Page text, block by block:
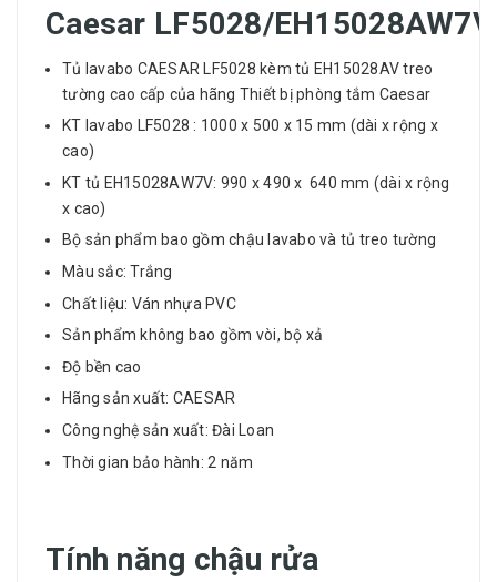
Caesar LF5028/EH15028AW7V
Tủ lavabo CAESAR LF5028 kèm tủ EH15028AV treo
tường cao cấp của hãng Thiết bị phòng tắm Caesar
KT lavabo LF5028 : 1000 x 500 x 15 mm (dài x rộng x
cao)
KT tủ EH15028AW7V: 990 x 490 x 640 mm (dài x rộng
x cao)
Bộ sản phẩm bao gồm chậu lavabo và tủ treo tường
Màu sắc: Trắng
Chất liệu: Ván nhựa PVC
Sản phẩm không bao gồm vòi, bộ xả
Độ bền cao
Hãng sản xuất: CAESAR
Công nghệ sản xuất: Đài Loan
Thời gian bảo hành: 2 năm
Tính năng chậu rửa